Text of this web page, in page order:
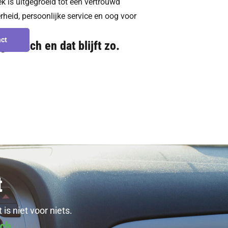
persoonlijke service en oog voor
en dat blijft zo.
is niet voor niets.